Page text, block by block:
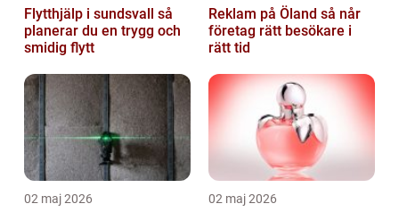
Flytthjälp i sundsvall så
planerar du en trygg och
smidig flytt
Reklam på Öland så når
företag rätt besökare i
rätt tid
02 maj 2026 02 maj 2026